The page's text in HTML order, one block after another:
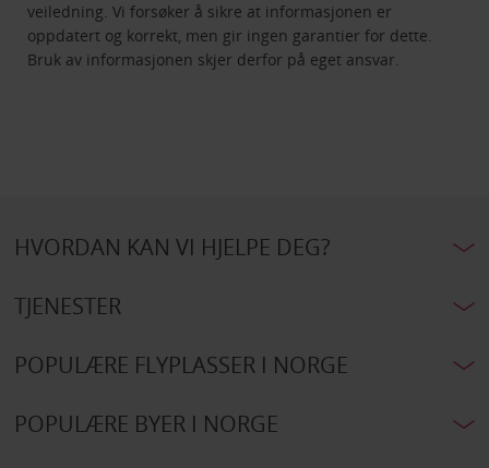
veiledning. Vi forsøker å sikre at informasjonen er
oppdatert og korrekt, men gir ingen garantier for dette.
Bruk av informasjonen skjer derfor på eget ansvar.
HVORDAN KAN VI HJELPE DEG?
TJENESTER
POPULÆRE FLYPLASSER I NORGE
POPULÆRE BYER I NORGE